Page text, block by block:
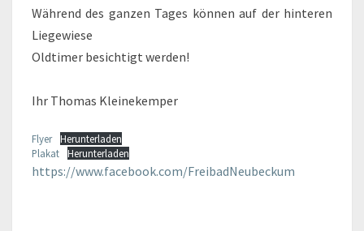
Während des ganzen Tages können auf der hinteren
Liegewiese
Oldtimer besichtigt werden!
Ihr Thomas Kleinekemper
Flyer
Herunterladen
Plakat
Herunterladen
https://www.facebook.com/FreibadNeubeckum